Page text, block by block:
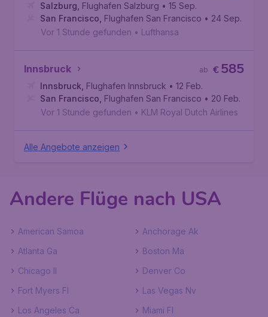
Salzburg Flughafen Salzburg • 15 Sep.
San Francisco Flughafen San Francisco • 24 Sep.
Vor 1 Stunde gefunden • Lufthansa
Innsbruck €585
ab
Innsbruck Flughafen Innsbruck • 12 Feb.
San Francisco Flughafen San Francisco • 20 Feb.
Vor 1 Stunde gefunden • KLM Royal Dutch Airlines
Alle Angebote anzeigen
Andere Flüge nach USA
American Samoa
Anchorage Ak
Atlanta Ga
Boston Ma
Chicago Il
Denver Co
Fort Myers Fl
Las Vegas Nv
Los Angeles Ca
Miami Fl